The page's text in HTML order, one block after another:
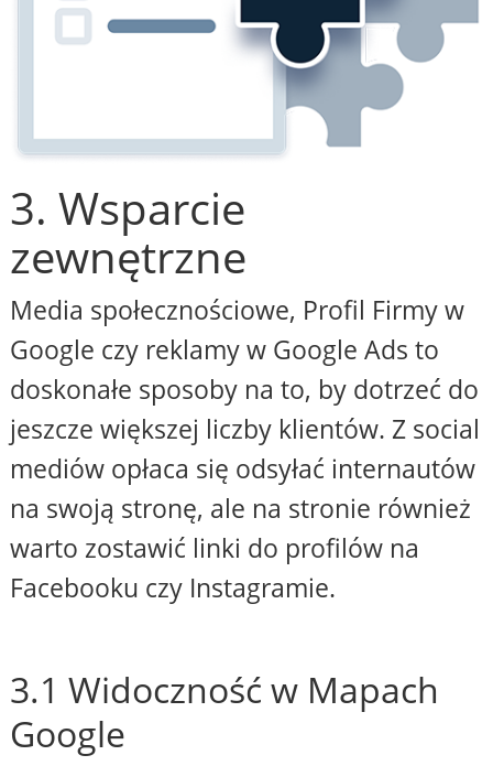
3. Wsparcie
zewnętrzne
Media społecznościowe, Profil Firmy w
Google czy reklamy w Google Ads to
doskonałe sposoby na to, by dotrzeć do
jeszcze większej liczby klientów. Z social
mediów opłaca się odsyłać internautów
na swoją stronę, ale na stronie również
warto zostawić linki do profilów na
Facebooku czy Instagramie.
3.1 Widoczność w Mapach
Google